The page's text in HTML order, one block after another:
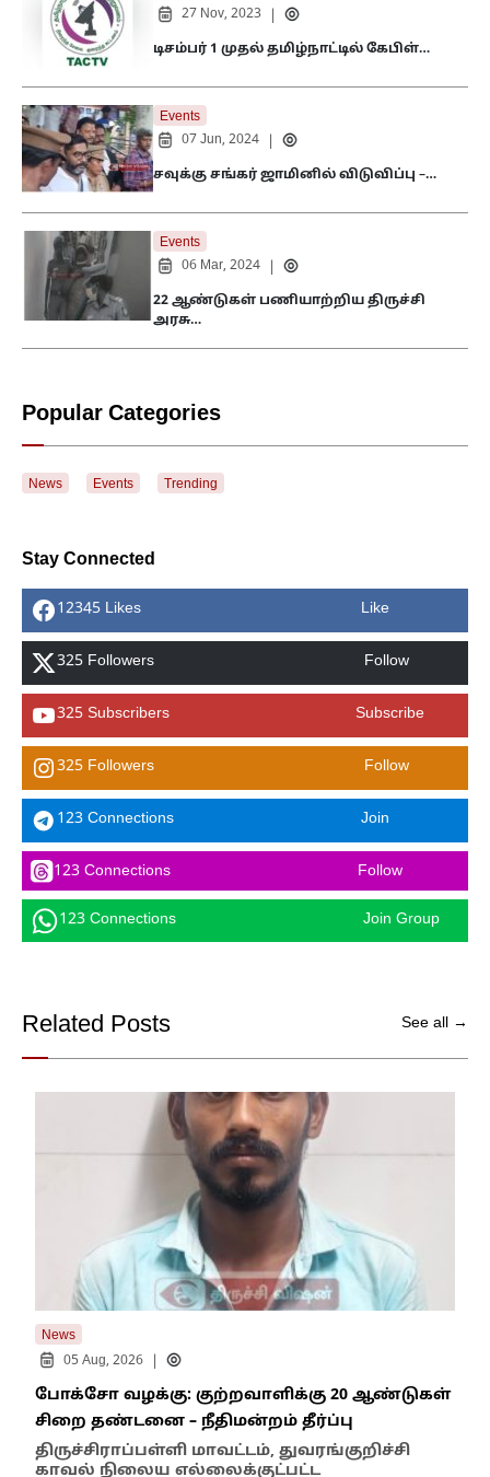
27 Nov, 2023
டிசம்பர் 1 முதல் தமிழ்நாட்டில் கேபிள்…
Events
07 Jun, 2024
சவுக்கு சங்கர் ஜாமினில் விடுவிப்பு –…
Events
06 Mar, 2024
22 ஆண்டுகள் பணியாற்றிய திருச்சி
அரசு…
Popular Categories
News Events Trending
Stay Connected
12345 Likes Like
325 Followers Follow
325 Subscribers Subscribe
325 Followers Follow
123 Connections Join
123 Connections Follow
123 Connections Join Group
Related Posts See all →
News
05 Aug, 2026
போக்சோ வழக்கு: குற்றவாளிக்கு 20 ஆண்டுகள்
சிறை தண்டனை – நீதிமன்றம் தீர்ப்பு
திருச்சிராப்பள்ளி மாவட்டம், துவரங்குறிச்சி
காவல் நிலைய எல்லைக்குட்பட்ட